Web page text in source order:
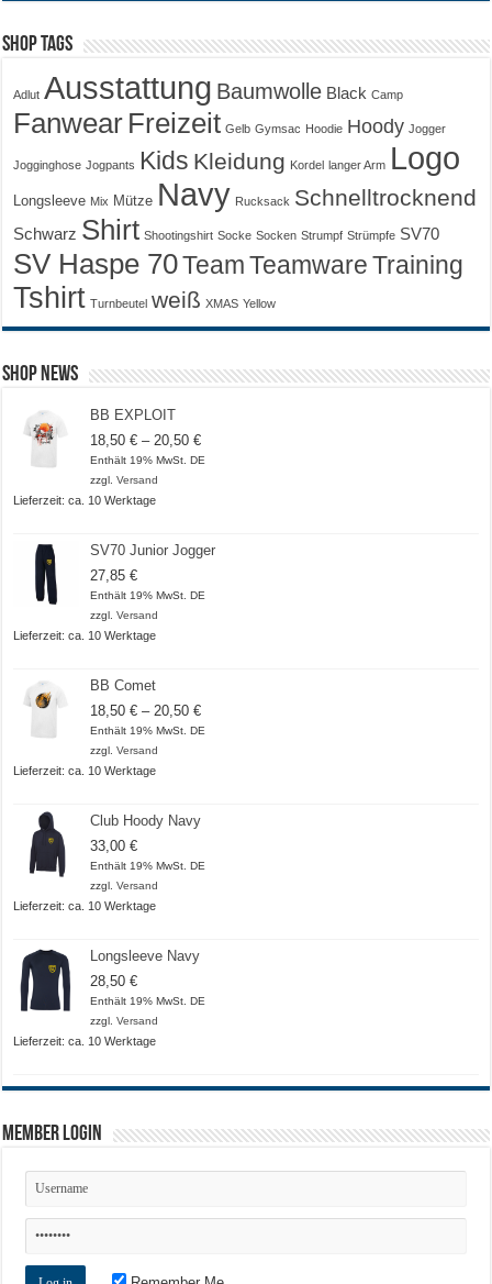
Shop Tags
Adlut Ausstattung Baumwolle Black Camp
Fanwear Freizeit Gelb Gymsac Hoodie Hoody Jogger
Jogginghose Jogpants Kids Kleidung Kordel langer Arm Logo
Longsleeve Mix Mütze Navy Rucksack Schnelltrocknend
Schwarz Shirt Shootingshirt Socke Socken Strumpf Strümpfe SV70
SV Haspe 70Team Teamware Training
Tshirt Turnbeutel weiß XMAS Yellow
Shop News
BB EXPLOIT
18,50€ – 20,50€Preisspanne:
18,50 €
Enthält 19% MwSt. DE
zzgl.Versand
Lieferzeit: ca. 10 Werktage
SV70 Junior Jogger
27,85€
Enthält 19% MwSt. DE
zzgl.Versand
Lieferzeit: ca. 10 Werktage
BB Comet
18,50€ – 20,50€Preisspanne:
18,50 €
Enthält 19% MwSt. DE
zzgl.Versand
Lieferzeit: ca. 10 Werktage
Club Hoody Navy
33,00€
Enthält 19% MwSt. DE
zzgl.Versand
Lieferzeit: ca. 10 Werktage
Longsleeve Navy
28,50€
Enthält 19% MwSt. DE
zzgl.Versand
Lieferzeit: ca. 10 Werktage
Member Login